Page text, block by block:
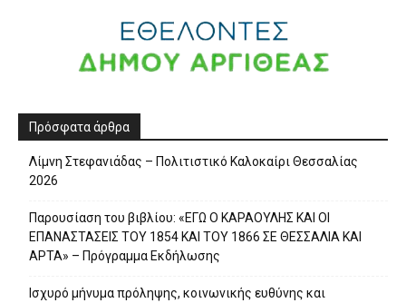
Πρόσφατα άρθρα
Λίμνη Στεφανιάδας – Πολιτιστικό Καλοκαίρι Θεσσαλίας
2026
Παρουσίαση του βιβλίου: «ΕΓΩ Ο ΚΑΡΑΟΥΛΗΣ ΚΑΙ ΟΙ
ΕΠΑΝΑΣΤΑΣΕΙΣ ΤΟΥ 1854 ΚΑΙ ΤΟΥ 1866 ΣΕ ΘΕΣΣΑΛΙΑ ΚΑΙ
ΑΡΤΑ» – Πρόγραμμα Εκδήλωσης
Ισχυρό μήνυμα πρόληψης, κοινωνικής ευθύνης και